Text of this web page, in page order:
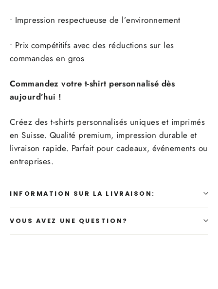
• Impression respectueuse de l’environnement
• Prix compétitifs avec des réductions sur les
commandes en gros
Commandez votre t-shirt personnalisé dès
aujourd’hui !
Créez des t-shirts personnalisés uniques et imprimés
en Suisse. Qualité premium, impression durable et
livraison rapide. Parfait pour cadeaux, événements ou
entreprises.
INFORMATION SUR LA LIVRAISON:
VOUS AVEZ UNE QUESTION?